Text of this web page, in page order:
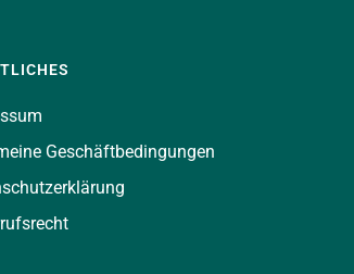
Geschäftbedingungen